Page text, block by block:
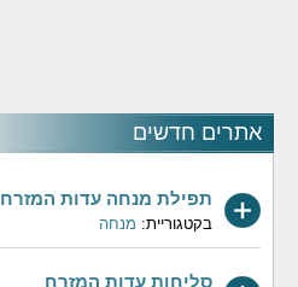
אתרים חדשים
תפילת מנחה עדות המזרח
בקטגוריית: מנחה
סליחות עדות המזרח